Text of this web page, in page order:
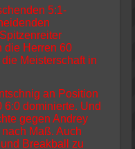
5:1-
die Herren 60
Meisterschaft in
an Position
6:0 dominierte. Und
gegen Andrey
Maß. Auch
Breakball zu